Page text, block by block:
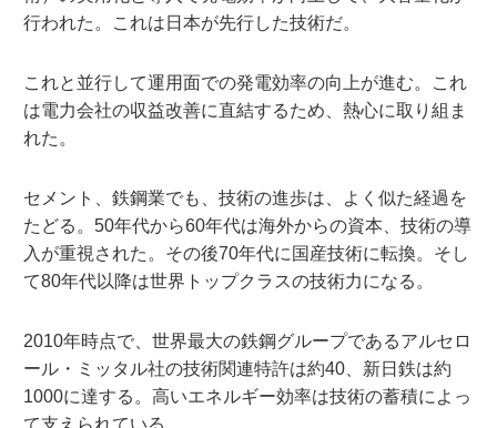
行われた。これは日本が先行した技術だ。
これと並行して運用面での発電効率の向上が進む。これ
は電力会社の収益改善に直結するため、熱心に取り組ま
れた。
セメント、鉄鋼業でも、技術の進歩は、よく似た経過を
たどる。50年代から60年代は海外からの資本、技術の導
入が重視された。その後70年代に国産技術に転換。そし
て80年代以降は世界トップクラスの技術力になる。
2010年時点で、世界最大の鉄鋼グループであるアルセロ
ール・ミッタル社の技術関連特許は約40、新日鉄は約
1000に達する。高いエネルギー効率は技術の蓄積によっ
て支えられている。